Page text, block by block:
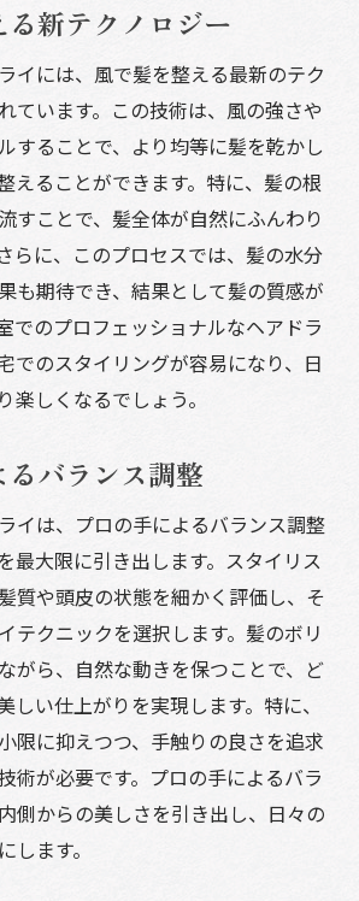
新テクノロジー
イには、風で髪を整える最新のテク
ています。この技術は、風の強さや
することで、より均等に髪を乾かし
えることができます。特に、髪の根
すことで、髪全体が自然にふんわり
らに、このプロセスでは、髪の水分
も期待でき、結果として髪の質感が
でのプロフェッショナルなヘアドラ
でのスタイリングが容易になり、日
楽しくなるでしょう。
バランス調整
イは、プロの手によるバランス調整
最大限に引き出します。スタイリス
質や頭皮の状態を細かく評価し、そ
テクニックを選択します。髪のボリ
がら、自然な動きを保つことで、ど
しい仕上がりを実現します。特に、
限に抑えつつ、手触りの良さを追求
術が必要です。プロの手によるバラ
側からの美しさを引き出し、日々の
します。